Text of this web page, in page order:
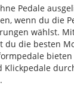
Pedale
wenn du die
wählst.
du die besten
bieten
Klickpedale